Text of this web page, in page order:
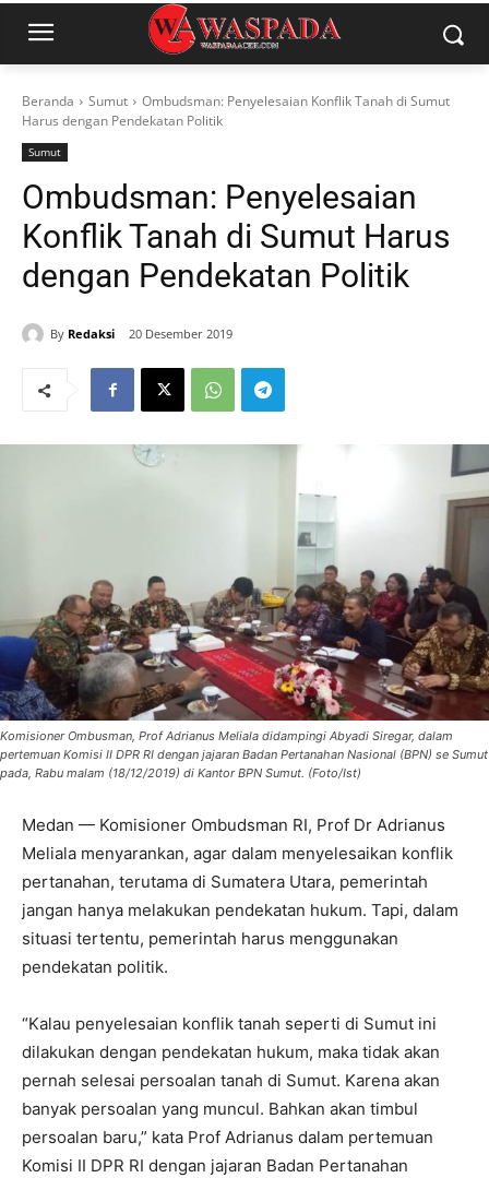
Beranda Sumut
Ombudsman: Penyelesaian Konflik Tanah di Sumut
Harus dengan Pendekatan Politik
Sumut
Ombudsman: Penyelesaian
Konflik Tanah di Sumut Harus
dengan Pendekatan Politik
By Redaksi 20 Desember 2019
Komisioner Ombusman, Prof Adrianus Meliala didampingi Abyadi Siregar, dalam
pertemuan Komisi II DPR RI dengan jajaran Badan Pertanahan Nasional (BPN) se Sumut
pada, Rabu malam (18/12/2019) di Kantor BPN Sumut. (Foto/Ist)
Medan — Komisioner Ombudsman RI, Prof Dr Adrianus
Meliala menyarankan, agar dalam menyelesaikan konflik
pertanahan, terutama di Sumatera Utara, pemerintah
jangan hanya melakukan pendekatan hukum. Tapi, dalam
situasi tertentu, pemerintah harus menggunakan
pendekatan politik.
“Kalau penyelesaian konflik tanah seperti di Sumut ini
dilakukan dengan pendekatan hukum, maka tidak akan
pernah selesai persoalan tanah di Sumut. Karena akan
banyak persoalan yang muncul. Bahkan akan timbul
persoalan baru,” kata Prof Adrianus dalam pertemuan
Komisi II DPR RI dengan jajaran Badan Pertanahan